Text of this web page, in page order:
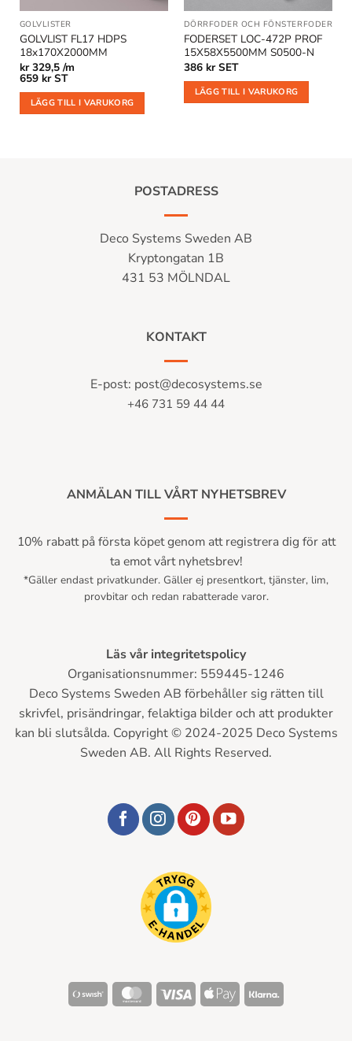
GOLVLISTER
GOLVLIST FL17 HDPS
18x170X2000MM
kr329,5 /m
659 kr ST
LÄGG TILL I VARUKORG
DÖRRFODER OCH FÖNSTERFODER
FODERSET LOC-472P PROF
15X58X5500MM S0500-N
386 kr SET
LÄGG TILL I VARUKORG
POSTADRESS
Deco Systems Sweden AB
Kryptongatan 1B
431 53 MÖLNDAL
KONTAKT
E-post: post@decosystems.se
+46 731 59 44 44
ANMÄLAN TILL VÅRT NYHETSBREV
10% rabatt på första köpet genom att registrera dig för att
ta emot vårt nyhetsbrev!
*Gäller endast privatkunder. Gäller ej presentkort, tjänster, lim,
provbitar och redan rabatterade varor.
Läs vår integritetspolicy
Organisationsnummer: 559445-1246
Deco Systems Sweden AB förbehåller sig rätten till
skrivfel, prisändringar, felaktiga bilder och att produkter
kan bli slutsålda. Copyright © 2024-2025 Deco Systems
Sweden AB. All Rights Reserved.
Swish
(SE)
MasterCardVisa
Apple
Pay